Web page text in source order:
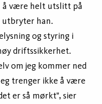
å være helt utslitt på
utbryter han.
og styring i
driftssikkerhet.
om jeg kommer ned
trenger ikke å være
er så mørkt", sier